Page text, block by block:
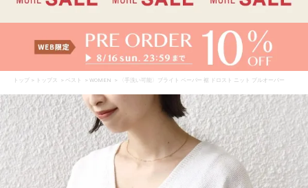
トップ > トップス > ベスト > WOMEN > 〈手洗い可能〉ブライト ペーパー 裾 ドロスト ニット プルオーバー